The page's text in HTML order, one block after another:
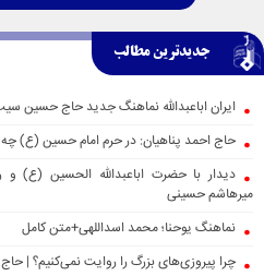
جدیدترین مطالب
ایران اباعبدالله نماهنگ جدید حاج حسین
حاج احمد پناهیان: در حرم امام حسین (ع) چه
دیدار با حضرت اباعبدالله الحسین (ع)
میرهاشم حسینی
نماهنگ یوحنا؛ محمد اسداللهی+متن کامل
چرا پیروزی‌های بزرگ را روایت نمی‌کنیم؟ |